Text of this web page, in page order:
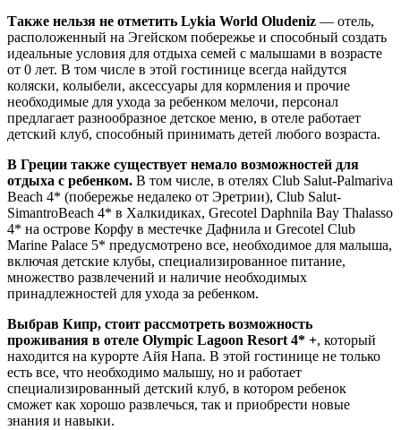
Также нельзя не отметить Lykia World Oludeniz — отель,
расположенный на Эгейском побережье и способный создать
идеальные условия для отдыха семей с малышами в возрасте
от 0 лет. В том числе в этой гостинице всегда найдутся
коляски, колыбели, аксессуары для кормления и прочие
необходимые для ухода за ребенком мелочи, персонал
предлагает разнообразное детское меню, в отеле работает
детский клуб, способный принимать детей любого возраста.
В Греции также существует немало возможностей для
отдыха с ребенком. В том числе, в отелях Club Salut-Palmariva
Beach 4* (побережье недалеко от Эретрии), Club Salut-
SimantroBeach 4* в Халкидиках, Grecotel Daphnila Bay Thalasso
4* на острове Корфу в местечке Дафнила и Grecotel Club
Marine Palace 5* предусмотрено все, необходимое для малыша,
включая детские клубы, специализированное питание,
множество развлечений и наличие необходимых
принадлежностей для ухода за ребенком.
Выбрав Кипр, стоит рассмотреть возможность
проживания в отеле Olympic Lagoon Resort 4* +, который
находится на курорте Айя Напа. В этой гостинице не только
есть все, что необходимо малышу, но и работает
специализированный детский клуб, в котором ребенок
сможет как хорошо развлечься, так и приобрести новые
знания и навыки.